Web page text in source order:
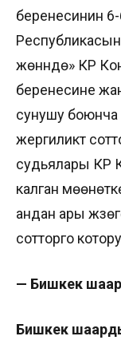
беренесинин 6-
жөнүндө» КР
беренесине
сунушу
жергиликтүү
судьялары КР
калган
андан ары
сотторго
— Бишкек
Бишкек